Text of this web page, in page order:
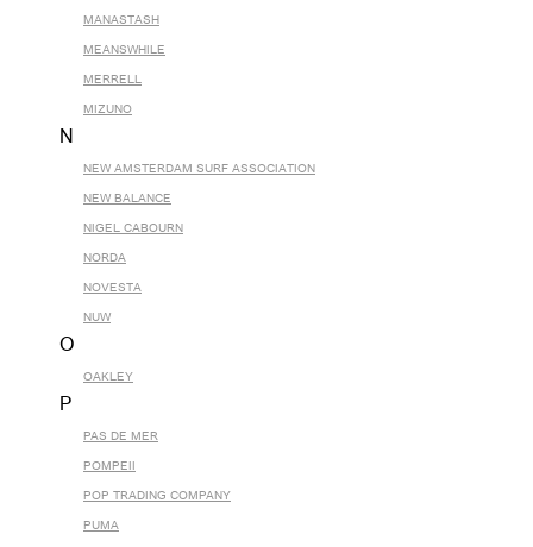
MANASTASH
MEANSWHILE
MERRELL
MIZUNO
N
NEW AMSTERDAM SURF ASSOCIATION
NEW BALANCE
NIGEL CABOURN
NORDA
NOVESTA
NUW
O
OAKLEY
P
PAS DE MER
POMPEII
POP TRADING COMPANY
PUMA